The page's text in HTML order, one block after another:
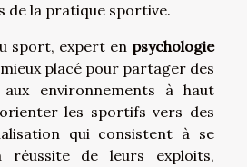
de la pratique sportive.
sport, expert en psychologie
placé pour partager des
aux environnements à haut
les sportifs vers des
qui consistent à se
de leurs exploits,